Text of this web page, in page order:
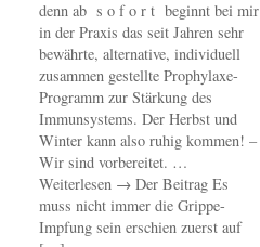
denn ab s o f o r t beginnt bei mir
in der Praxis das seit Jahren sehr
bewährte, alternative, individuell
zusammen gestellte Prophylaxe-
Programm zur Stärkung des
Immunsystems. Der Herbst und
Winter kann also ruhig kommen! –
Wir sind vorbereitet. …
Weiterlesen → Der Beitrag Es
muss nicht immer die Grippe-
Impfung sein erschien zuerst auf